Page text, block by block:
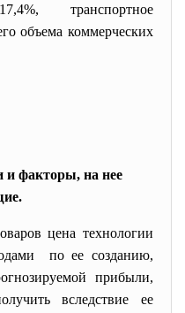
транспортное
объема коммерческих
и факторы, на нее
цена технологии
по ее созданию,
прибыли,
вследствие ее